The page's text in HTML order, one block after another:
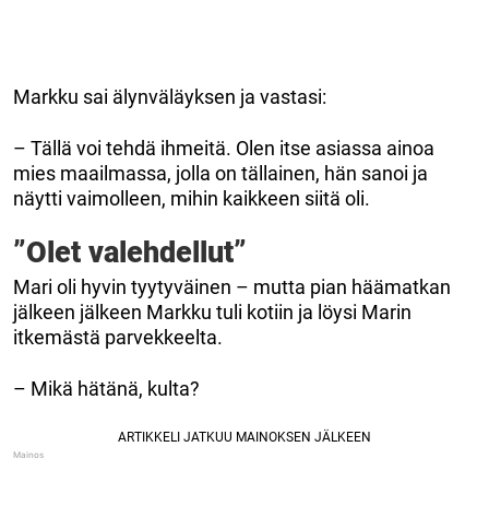
Markku sai älynväläyksen ja vastasi:
– Tällä voi tehdä ihmeitä. Olen itse asiassa ainoa
mies maailmassa, jolla on tällainen, hän sanoi ja
näytti vaimolleen, mihin kaikkeen siitä oli.
”Olet valehdellut”
Mari oli hyvin tyytyväinen – mutta pian häämatkan
jälkeen jälkeen Markku tuli kotiin ja löysi Marin
itkemästä parvekkeelta.
– Mikä hätänä, kulta?